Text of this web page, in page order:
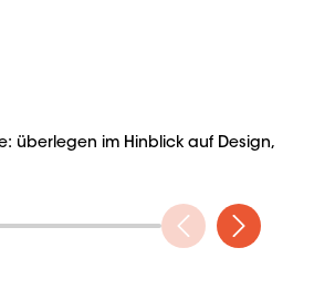
überlegen im Hinblick auf Design,